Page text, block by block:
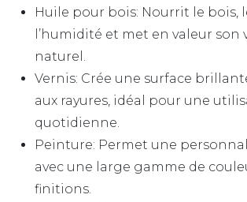
Huile pour bois: Nourrit le bois,
l’humidité et met en valeur son
naturel.
Vernis: Crée une surface
aux rayures, idéal pour une
quotidienne.
Peinture: Permet une
avec une large gamme de
finitions.